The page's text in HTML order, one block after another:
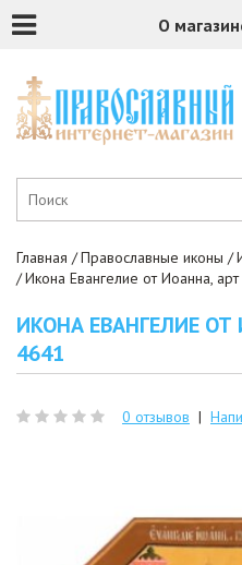
О
Главная Православные иконы
Икона Евангелие от Иоанна,
ИКОНА ЕВАНГЕЛИЕ ОТ
4641
0 отзывов |